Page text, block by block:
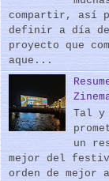
compartir, así
definir a día de
proyecto que
aque...
Tal y
un
mejor del
orden de mejor a